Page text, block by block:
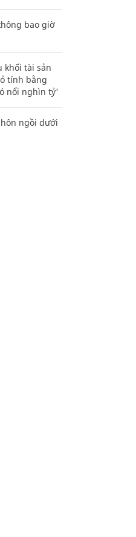
bao giờ
khối tài sản
tính bằng
nổi nghìn tỷ'
ngồi dưới